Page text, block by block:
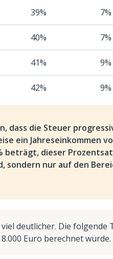
39% 7%
40% 7%
41% 9%
42% 9%
dass die Steuer
ein Jahreseinkommen
beträgt, dieser
sondern nur auf den
deutlicher. Die
Euro berechnet würde.